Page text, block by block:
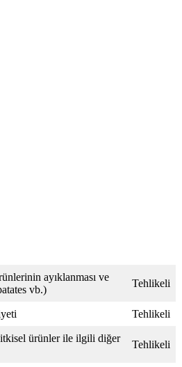
ayıklanması ve
vb.)
Tehlikeli
Tehlikeli
ürünler ile ilgili diğer
Tehlikeli